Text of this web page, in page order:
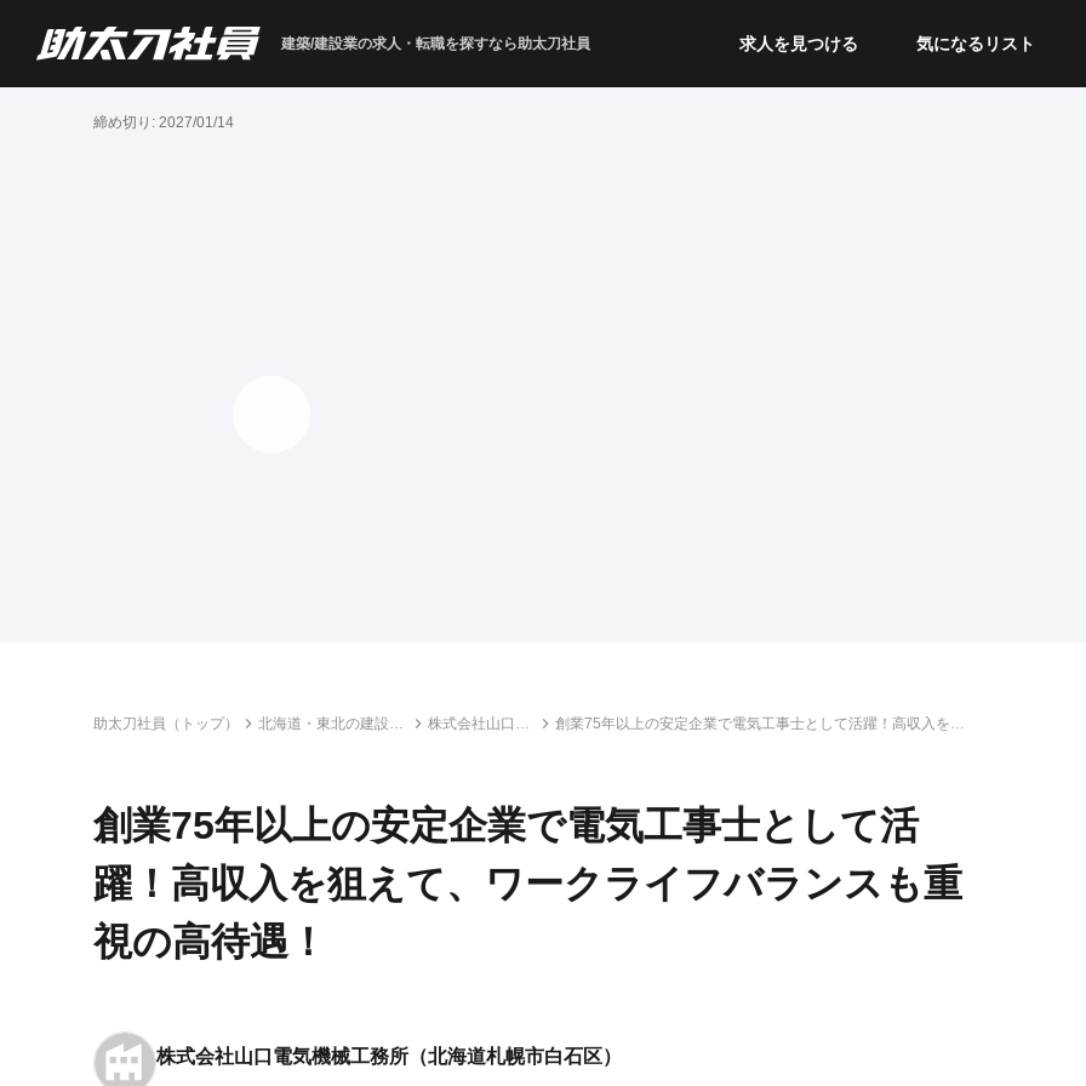
建築/建設業の求人・転職を探すなら助太刀社員 求人を見つける 気になるリスト
締め切り: 2027/01/14
助太刀社員（トップ）
北海道・東北の建設求
株式会社山口電
創業75年以上の安定企業で電気工事士として活躍！高収入を狙
創業75年以上の安定企業で電気工事士として活
躍！高収入を狙えて、ワークライフバランスも重
視の高待遇！
株式会社山口電気機械工務所 （北海道札幌市白石区）